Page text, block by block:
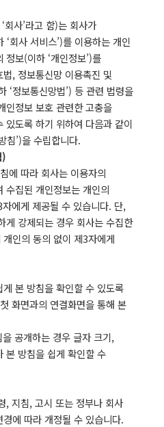
사’라고 함)는 회사가
회사 서비스’)를 이용하는 개인
정보(이하 ‘개인정보’)를
, 정보통신망 이용촉진 및
‘정보통신망법’) 등 관련 법령을
인정보 보호 관련한 고충을
있도록 하기 위하여 다음과 같이
침’)을 수립합니다.
)
에 따라 회사는 이용자의
수집된 개인정보는 개인의
에게 제공될 수 있습니다. 단,
게 강제되는 경우 회사는 수집한
인의 동의 없이 제3자에게
본 방침을 확인할 수 있도록
화면과의 연결화면을 통해 본
공개하는 경우 글자 크기,
본 방침을 쉽게 확인할 수
, 지침, 고시 또는 정부나 회사
에 따라 개정될 수 있습니다.